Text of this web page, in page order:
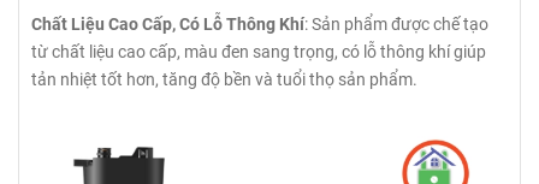
Chất Liệu Cao Cấp, Có Lỗ Thông Khí: Sản phẩm được chế tạo
từ chất liệu cao cấp, màu đen sang trọng, có lỗ thông khí giúp
tản nhiệt tốt hơn, tăng độ bền và tuổi thọ sản phẩm.